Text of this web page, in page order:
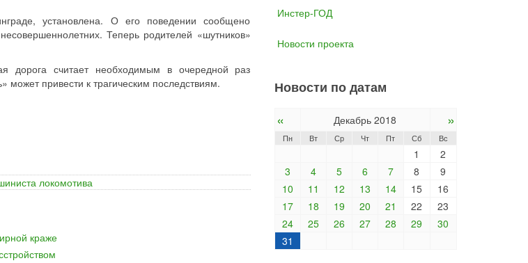
установлена. О его поведении сообщено
Теперь родителей «шутников»
дорога считает необходимым в очередной раз
привести к трагическим последствиям.
локомотива
краже
Инстер-ГОД
Новости проекта
Новости по датам
« Декабрь 2018 »
Пн Вт Ср Чт Пт Сб Вс
1
2
3
4 5 6 7 8
9
10
11 12 13 14 15
16
17
18 19 20 21 22
23
24
25 26 27 28 29
30
31